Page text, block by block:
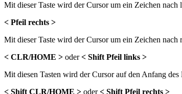
Mit dieser Taste wird der Cursor um ein Zeichen nach
< Pfeil rechts >
Mit dieser Taste wird der Cursor um ein Zeichen nach
< CLR/HOME > oder< Shift Pfeil links >
Mit diesen Tasten wird der Cursor auf den Anfang des
< Shift CLR/HOME > oder< Shift Pfeil rechts >